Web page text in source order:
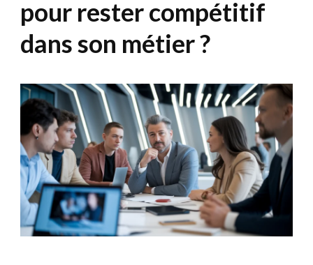
pour rester compétitif
dans son métier ?